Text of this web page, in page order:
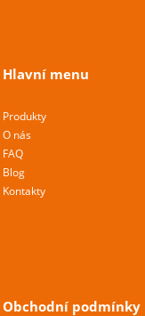
Hlavní menu
Produkty
O nás
FAQ
Blog
Kontakty
Obchodní podmínky